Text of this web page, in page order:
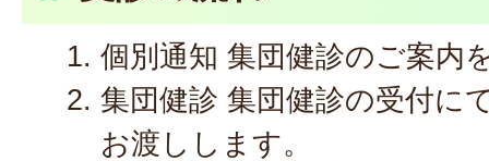
個別通知 集団健診のご案内
集団健診 集団健診の受付に
お渡しします。